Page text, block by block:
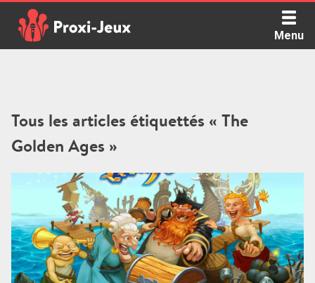
content
Menu
Tous les articles étiquettés « The
Golden Ages »